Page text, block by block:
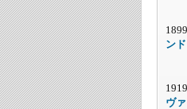
ンド
ヴ